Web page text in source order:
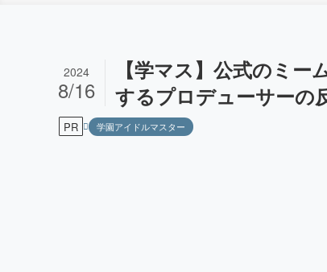
【学マス】公式のミ
するプロデューサーの
2024
8/16
PR 学園アイドルマスター